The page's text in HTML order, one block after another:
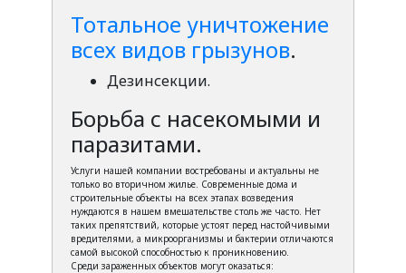
Тотальное уничтожение
всех видов грызунов.
Дезинсекции.
Борьба с насекомыми и
паразитами.
Услуги нашей компании востребованы и актуальны не
только во вторичном жилье. Современные дома и
строительные объекты на всех этапах возведения
нуждаются в нашем вмешательстве столь же часто. Нет
таких препятствий, которые устоят перед настойчивыми
вредителями, а микроорганизмы и бактерии отличаются
самой высокой способностью к проникновению.
Среди зараженных объектов могут оказаться: